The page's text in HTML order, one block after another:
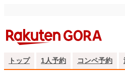
トップ 1人予約 コンペ予約